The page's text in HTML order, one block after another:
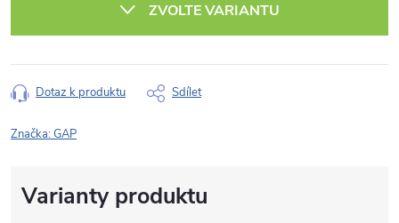
ZVOLTE VARIANTU
Dotaz k produktu Sdílet
Značka:GAP